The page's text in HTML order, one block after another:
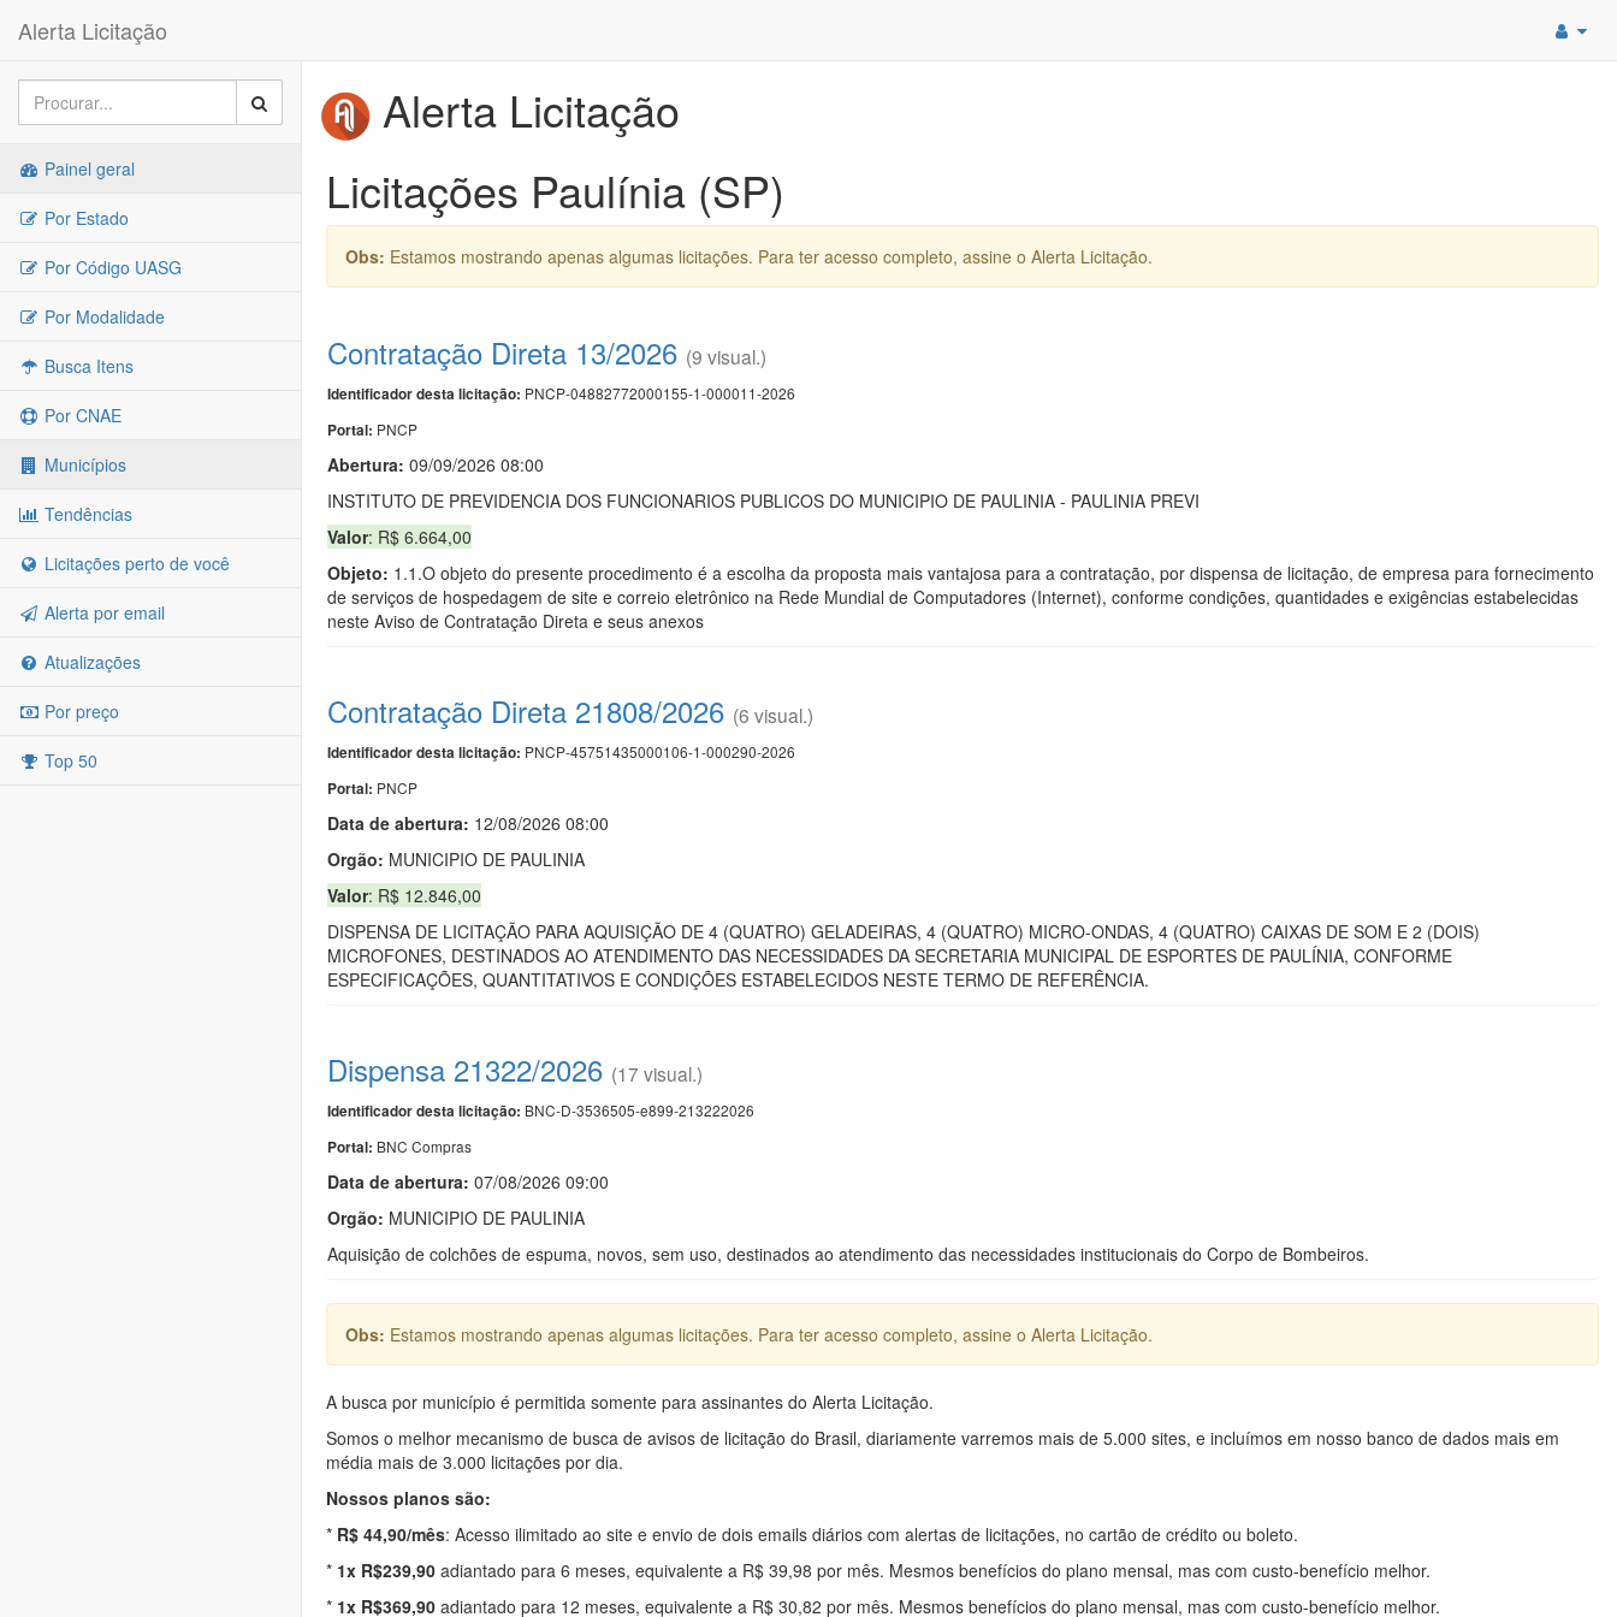
Alerta Licitação
Painel geral
Por Estado
Por Código UASG
Por Modalidade
Busca Itens
Por CNAE
Municípios
Tendências
Licitações perto de você
Alerta por email
Atualizações
Por preço
Top 50
Alerta Licitação
Licitações Paulínia (SP)
Obs: Estamos mostrando apenas algumas licitações. Para ter acesso completo, assine o Alerta Licitação.
Contratação Direta 13/2026 (9 visual.)
Identificador desta licitação: PNCP-04882772000155-1-000011-2026
Portal: PNCP
Abertura: 09/09/2026 08:00
INSTITUTO DE PREVIDENCIA DOS FUNCIONARIOS PUBLICOS DO MUNICIPIO DE PAULINIA - PAULINIA PREVI
Valor: R$ 6.664,00
Objeto: 1.1.O objeto do presente procedimento é a escolha da proposta mais vantajosa para a contratação, por dispensa de licitação, de empresa para fornecimento
de serviços de hospedagem de site e correio eletrônico na Rede Mundial de Computadores (Internet), conforme condições, quantidades e exigências estabelecidas
neste Aviso de Contratação Direta e seus anexos
Contratação Direta 21808/2026 (6 visual.)
Identificador desta licitação: PNCP-45751435000106-1-000290-2026
Portal: PNCP
Data de abertura: 12/08/2026 08:00
Orgão: MUNICIPIO DE PAULINIA
Valor: R$ 12.846,00
DISPENSA DE LICITAÇÃO PARA AQUISIÇÃO DE 4 (QUATRO) GELADEIRAS, 4 (QUATRO) MICRO-ONDAS, 4 (QUATRO) CAIXAS DE SOM E 2 (DOIS)
MICROFONES, DESTINADOS AO ATENDIMENTO DAS NECESSIDADES DA SECRETARIA MUNICIPAL DE ESPORTES DE PAULÍNIA, CONFORME
ESPECIFICAÇÕES, QUANTITATIVOS E CONDIÇÕES ESTABELECIDOS NESTE TERMO DE REFERÊNCIA.
Dispensa 21322/2026 (17 visual.)
Identificador desta licitação: BNC-D-3536505-e899-213222026
Portal: BNC Compras
Data de abertura: 07/08/2026 09:00
Orgão: MUNICIPIO DE PAULINIA
Aquisição de colchões de espuma, novos, sem uso, destinados ao atendimento das necessidades institucionais do Corpo de Bombeiros.
Obs: Estamos mostrando apenas algumas licitações. Para ter acesso completo, assine o Alerta Licitação.
A busca por município é permitida somente para assinantes do Alerta Licitação.
Somos o melhor mecanismo de busca de avisos de licitação do Brasil, diariamente varremos mais de 5.000 sites, e incluímos em nosso banco de dados mais em
média mais de 3.000 licitações por dia.
Nossos planos são:
* R$ 44,90/mês: Acesso ilimitado ao site e envio de dois emails diários com alertas de licitações, no cartão de crédito ou boleto.
* 1x R$239,90 adiantado para 6 meses, equivalente a R$ 39,98 por mês. Mesmos benefícios do plano mensal, mas com custo-benefício melhor.
* 1x R$369,90 adiantado para 12 meses, equivalente a R$ 30,82 por mês. Mesmos benefícios do plano mensal, mas com custo-benefício melhor.